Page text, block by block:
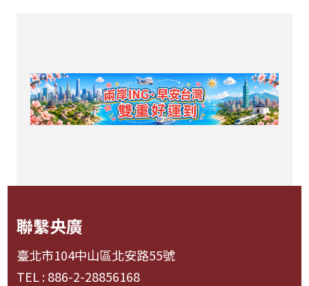
聯繫央廣
臺北市104中山區北安路55號
TEL : 886-2-28856168